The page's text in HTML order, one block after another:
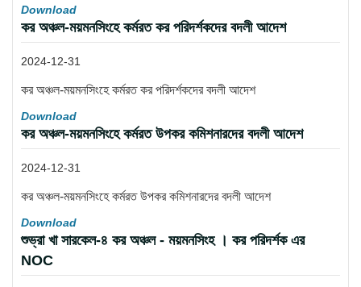
Download
কর অঞ্চল-ময়মনসিংহে কর্মরত কর পরিদর্শকদের বদলী আদেশ
2024-12-31
কর অঞ্চল-ময়মনসিংহে কর্মরত কর পরিদর্শকদের বদলী আদেশ
Download
কর অঞ্চল-ময়মনসিংহে কর্মরত উপকর কমিশনারদের বদলী আদেশ
2024-12-31
কর অঞ্চল-ময়মনসিংহে কর্মরত উপকর কমিশনারদের বদলী আদেশ
Download
শুভ্রা খা সারকেল-৪ কর অঞ্চল - ময়মনসিংহ । কর পরিদর্শক এর
NOC